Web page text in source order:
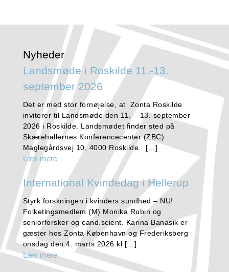
Nyheder
Landsmøde i Roskilde 11.-13.
september 2026
Det er med stor fornøjelse, at Zonta Roskilde
inviterer til Landsmøde den 11. – 13. september
2026 i Roskilde. Landsmødet finder sted på
Skærehallernes Konferencecenter (ZBC)
Maglegårdsvej 10, 4000 Roskilde. […]
Læs mere
International Kvindedag i Hellerup
Styrk forskningen i kvinders sundhed – NU!
Folketingsmedlem (M) Monika Rubin og
seniorforsker og cand.scient. Karina Banasik er
gæster hos Zonta København og Frederiksberg
onsdag den 4. marts 2026 kl […]
Læs mere